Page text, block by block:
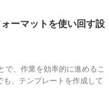
ーマットを使い回す設
で、作業を効率的に進めるこ
、テンプレートを作成して